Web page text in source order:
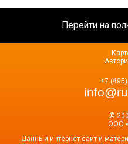
Перейти на
©
ООО
Данный интернет-сайт и
+7